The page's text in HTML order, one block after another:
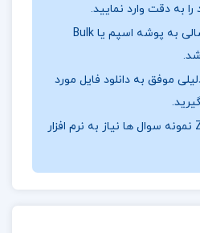
به شهادت جان‌گداز
میرزا آقاخان کرمانی،
خان خبیرالملک اشاره
کسانی بودند که در زمان
و بهبود وضعیت ملت ایران
کرمانی، به‌عنوان یکی از
مردم پرداخت. او در آثارش
به دقت وارد نمایید.
ممکن است ایمیل ارسالی به پوشه اسپم یا Bulk
موفق به دانلود فایل مورد
برای باز کردن فایل ZIP نمونه سوال ها نیاز به نرم افزار